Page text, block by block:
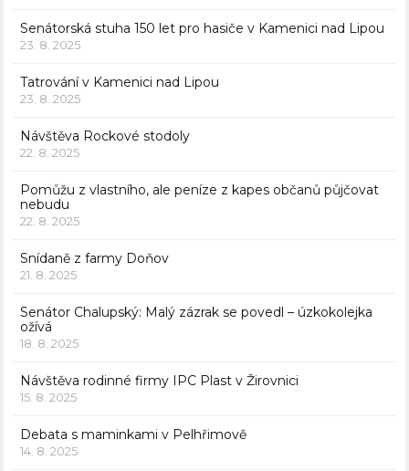
Senátorská stuha 150 let pro hasiče v Kamenici nad Lipou
23. 8. 2025
Tatrování v Kamenici nad Lipou
23. 8. 2025
Návštěva Rockové stodoly
22. 8. 2025
Pomůžu z vlastního, ale peníze z kapes občanů půjčovat
nebudu
22. 8. 2025
Snídaně z farmy Doňov
21. 8. 2025
Senátor Chalupský: Malý zázrak se povedl – úzkokolejka
ožívá
18. 8. 2025
Návštěva rodinné firmy IPC Plast v Žirovnici
15. 8. 2025
Debata s maminkami v Pelhřimově
14. 8. 2025